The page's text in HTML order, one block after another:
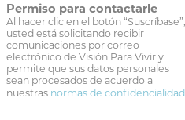
Permiso para contactarle
Al hacer clic en el botón “Suscríbase”,
usted está solicitando recibir
comunicaciones por correo
electrónico de Visión Para Vivir y
permite que sus datos personales
sean procesados de acuerdo a
nuestras normas de confidencialidad